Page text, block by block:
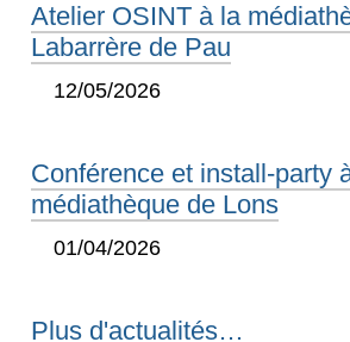
Atelier OSINT à la
Labarrère de Pau
12/05/2026
Conférence et install-party
médiathèque de Lons
01/04/2026
Plus d'actualités…